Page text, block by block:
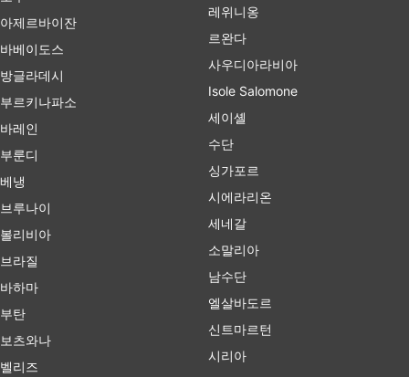
아제르바이잔
바베이도스
방글라데시
부르키나파소
바레인
부룬디
베냉
브루나이
볼리비아
브라질
바하마
부탄
보츠와나
벨리즈
레위니옹
르완다
사우디아라비아
Isole Salomone
세이셸
수단
싱가포르
시에라리온
세네갈
소말리아
남수단
엘살바도르
신트마르턴
시리아